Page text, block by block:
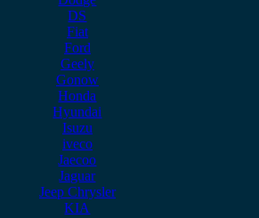
DS
Fiat
Ford
Geely
Gonow
Honda
Hyundai
Isuzu
iveco
Jaecoo
Jaguar
Jeep Chrysler
KIA